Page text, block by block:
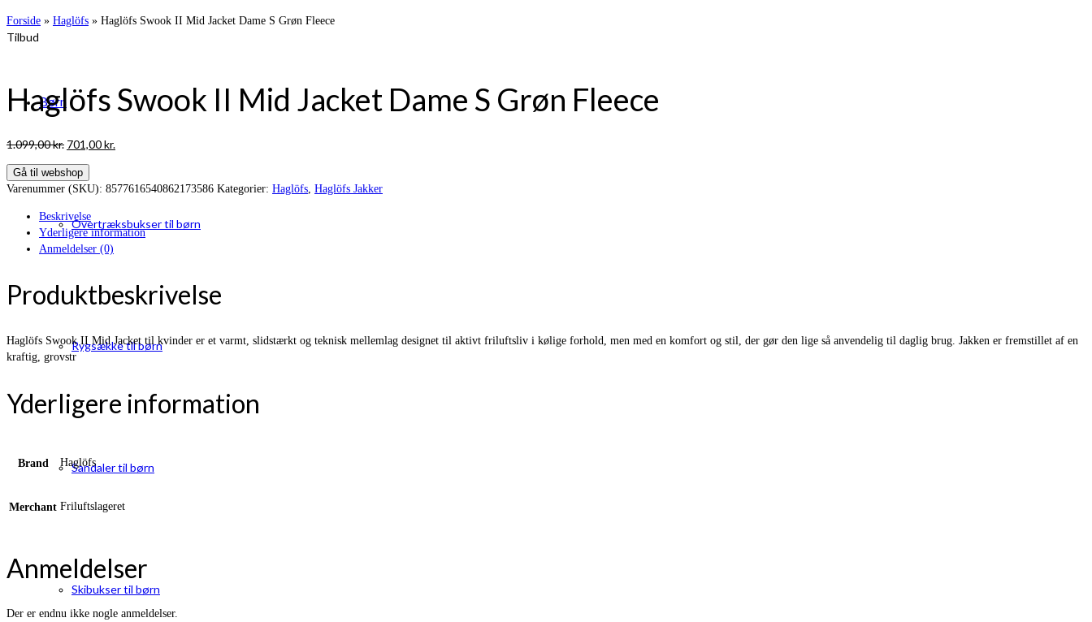
Børn
Overtræksbukser til børn
Rygsække til børn
Sandaler til børn
Skibukser til børn
Forside » Haglöfs » Haglöfs Swook II Mid Jacket Dame S Grøn Fleece
Tilbud
Haglöfs Swook II Mid Jacket Dame S Grøn Fleece
1.099,00kr. Den
pris
var:
701,00kr.
er:
Gå til webshop
Varenummer (SKU): 8577616540862173586 Kategorier: Haglöfs Haglöfs Jakker
Beskrivelse
Yderligere information
Anmeldelser (0)
Produktbeskrivelse
Haglöfs Swook II Mid Jacket til kvinder er et varmt, slidstærkt og teknisk mellemlag designet til aktivt friluftsliv i kølige forhold, men med en komfort og stil, der gør den lige så anvendelig til daglig brug. Jakken er fremstillet af en
kraftig, grovstr
Yderligere information
Brand Haglöfs
Merchant Friluftslageret
Anmeldelser
Der er endnu ikke nogle anmeldelser.